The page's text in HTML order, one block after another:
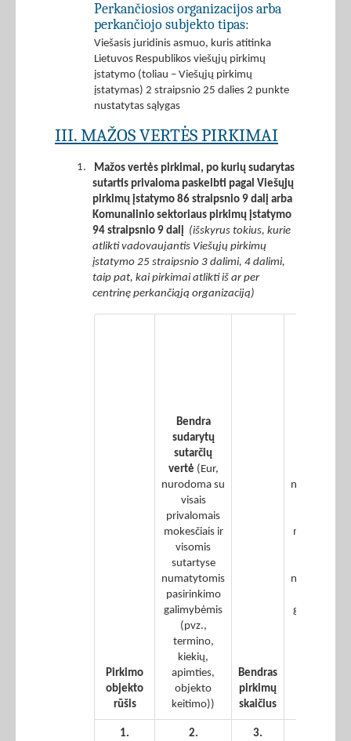
Perkančiosios organizacijos arba
perkančiojo subjekto tipas:
Viešasis juridinis asmuo, kuris atitinka
Lietuvos Respublikos viešųjų pirkimų
įstatymo (toliau – Viešųjų pirkimų
įstatymas) 2 straipsnio 25 dalies 2 punkte
nustatytas sąlygas
III. MAŽOS VERTĖS PIRKIMAI
1.
Mažos vertės pirkimai, po kurių sudarytas
sutartis privaloma paskelbti pagal Viešųjų
pirkimų įstatymo 86 straipsnio 9 dalį arba
Komunalinio sektoriaus pirkimų įstatymo
94 straipsnio 9 dalį (išskyrus tokius, kurie
atlikti vadovaujantis Viešųjų pirkimų
įstatymo 25 straipsnio 3 dalimi, 4 dalimi,
taip pat, kai pirkimai atlikti iš ar per
centrinę perkančiąją organizaciją)
Pirkimo
objekto
rūšis
Bendra
sudarytų
sutarčių
vertė (Eur,
nurodoma su
visais
privalomais
mokesčiais ir
visomis
sutartyse
numatytomis
pasirinkimo
galimybėmis
(pvz.,
termino,
kiekių,
apimties,
objekto
keitimo))
Bendras
pirkimų
skaičius
nurodoma
mokesčiais
galimybėmis
1. 2. 3.